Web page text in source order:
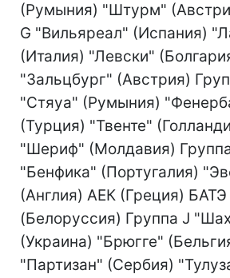
(Румыния) "Штурм"
G "Вильяреал" (Испания)
(Италия) "Левски"
"Зальцбург" (Австрия)
"Стяуа" (Румыния)
(Турция) "Твенте"
"Шериф" (Молдавия)
"Бенфика" (Португалия)
(Англия) АЕК (Греция) БАТЭ
(Белоруссия) Группа J
(Украина) "Брюгге"
"Партизан" (Сербия)